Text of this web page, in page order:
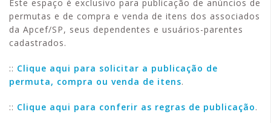
Este espaço é exclusivo para publicação de anúncios de
permutas e de compra e venda de itens dos associados
da Apcef/SP, seus dependentes e usuários-parentes
cadastrados.
:: Clique aqui para solicitar a publicação de
permuta, compra ou venda de itens.
:: Clique aqui para conferir as regras de publicação.